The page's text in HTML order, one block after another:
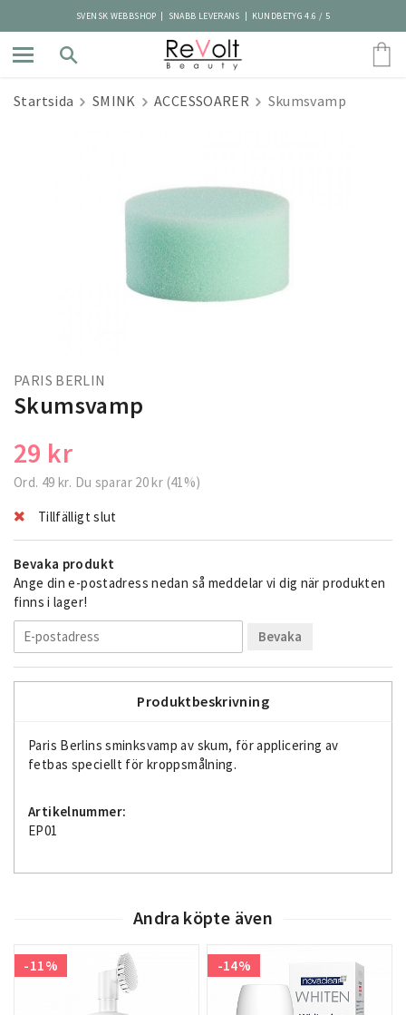
SVENSK WEBBSHOP | SNABB LEVERANS | KUNDBETYG 4.6 / 5
Startsida SMINK ACCESSOARER Skumsvamp
PARIS BERLIN
Skumsvamp
29 kr
Ord. 49 kr. Du sparar 20 kr (41%)
Tillfälligt slut
Bevaka produkt
Ange din e-postadress nedan så meddelar vi dig när produkten
finns i lager!
Bevaka
Produktbeskrivning
Paris Berlins sminksvamp av skum, för applicering av
fetbas speciellt för kroppsmålning.
Artikelnummer:
EP01
Andra köpte även
-11% -14%